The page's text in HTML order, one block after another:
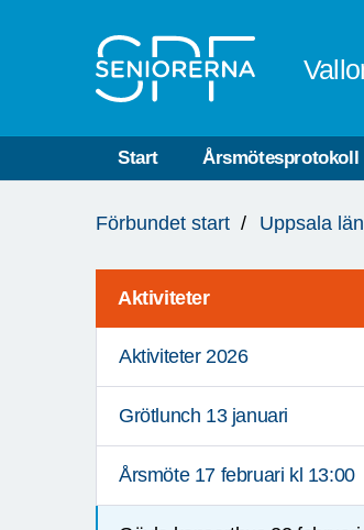
Start Årsmötesprotokoll
är
Förbundet start Uppsala län
Aktiviteter
Aktiviteter 2026
Grötlunch 13 januari
Årsmöte 17 februari kl 13:00